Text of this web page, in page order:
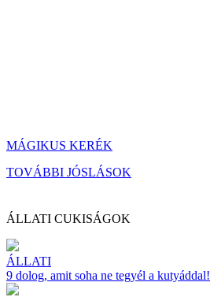
MÁGIKUS KERÉK
TOVÁBBI JÓSLÁSOK
ÁLLATI CUKISÁGOK
ÁLLATI
9 dolog, amit soha ne tegyél a kutyáddal!